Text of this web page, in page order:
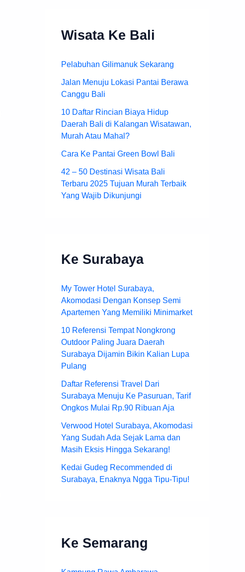
Wisata Ke Bali
Pelabuhan Gilimanuk Sekarang
Jalan Menuju Lokasi Pantai Berawa
Canggu Bali
10 Daftar Rincian Biaya Hidup
Daerah Bali di Kalangan Wisatawan,
Murah Atau Mahal?
Cara Ke Pantai Green Bowl Bali
42 – 50 Destinasi Wisata Bali
Terbaru 2025 Tujuan Murah Terbaik
Yang Wajib Dikunjungi
Ke Surabaya
My Tower Hotel Surabaya,
Akomodasi Dengan Konsep Semi
Apartemen Yang Memiliki Minimarket
10 Referensi Tempat Nongkrong
Outdoor Paling Juara Daerah
Surabaya Dijamin Bikin Kalian Lupa
Pulang
Daftar Referensi Travel Dari
Surabaya Menuju Ke Pasuruan, Tarif
Ongkos Mulai Rp.90 Ribuan Aja
Verwood Hotel Surabaya, Akomodasi
Yang Sudah Ada Sejak Lama dan
Masih Eksis Hingga Sekarang!
Kedai Gudeg Recommended di
Surabaya, Enaknya Ngga Tipu-Tipu!
Ke Semarang